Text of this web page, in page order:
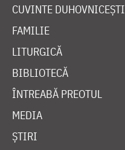
CUVINTE DUHOVNICEȘTI
FAMILIE
LITURGICĂ
BIBLIOTECĂ
ÎNTREABĂ PREOTUL
MEDIA
ȘTIRI